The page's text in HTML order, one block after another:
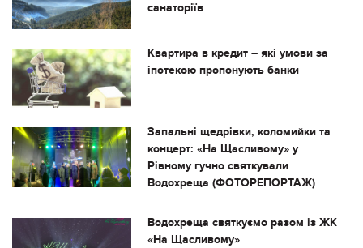
санаторіїв
Квартира в кредит – які умови за
іпотекою пропонують банки
Запальні щедрівки, коломийки та
концерт: «На Щасливому» у
Рівному гучно святкували
Водохреща (ФОТОРЕПОРТАЖ)
Водохреща святкуємо разом із ЖК
«На Щасливому»